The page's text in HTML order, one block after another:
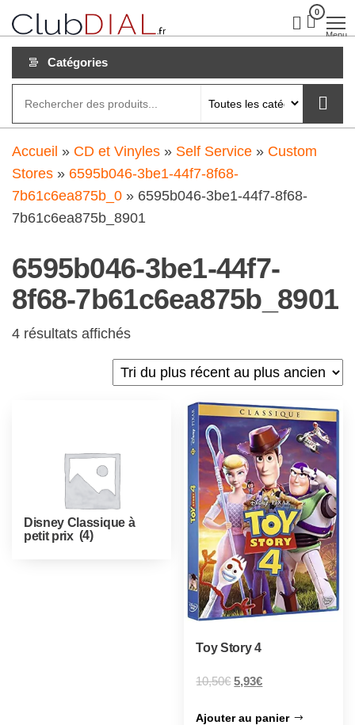
Aller
au
contenu
clubdial.fr
0
Menu
Catégories
Accueil » CD et Vinyles » Self Service » Custom
Stores » 6595b046-3be1-44f7-8f68-
7b61c6ea875b_0 » 6595b046-3be1-44f7-8f68-
7b61c6ea875b_8901
6595b046-3be1-44f7-
8f68-7b61c6ea875b_8901
4 résultats affichés
Disney Classique à
petit prix (4)
Toy Story 4
10,50€ 5,93€
Ajouter au panier